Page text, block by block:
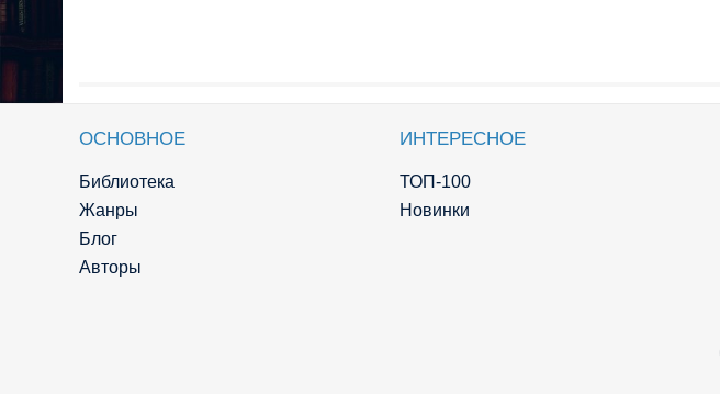
ОСНОВНОЕ
Библиотека
Жанры
Блог
Авторы
ИНТЕРЕСНОЕ
ТОП-100
Новинки